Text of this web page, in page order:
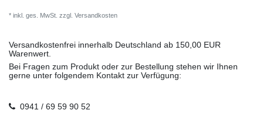
* inkl. ges. MwSt. zzgl. Versandkosten
Versandkostenfrei innerhalb Deutschland ab 150,00 EUR
Warenwert.
Bei Fragen zum Produkt oder zur Bestellung stehen wir Ihnen
gerne unter folgendem Kontakt zur Verfügung:
0941 / 69 59 90 52